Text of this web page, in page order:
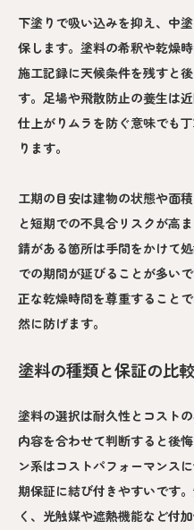
下塗りで吸い込みを抑え、中
保します。塗料の希釈や乾燥
施工記録に天候条件を残すと
す。足場や飛散防止の養生は
仕上がりムラを防ぐ意味でも
ります。
工期の目安は建物の状態や面
と短期での不具合リスクが高
錆がある箇所は手間をかけて
での期間が延びることが多い
正な乾燥時間を尊重すること
然に防げます。
塗料の種類と保証の比較
塗料の選択は耐久性とコスト
内容を合わせて判断すると後
ン系はコストパフォーマンス
期保証に結び付きやすいです
く、光触媒や遮熱機能など付